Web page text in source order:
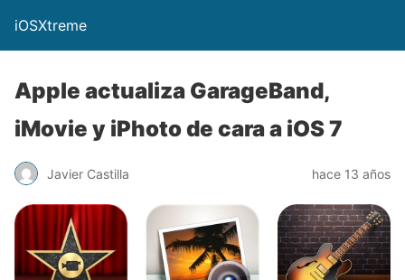
iOSXtreme
Apple actualiza GarageBand,
iMovie y iPhoto de cara a iOS 7
Javier Castilla hace 13 años